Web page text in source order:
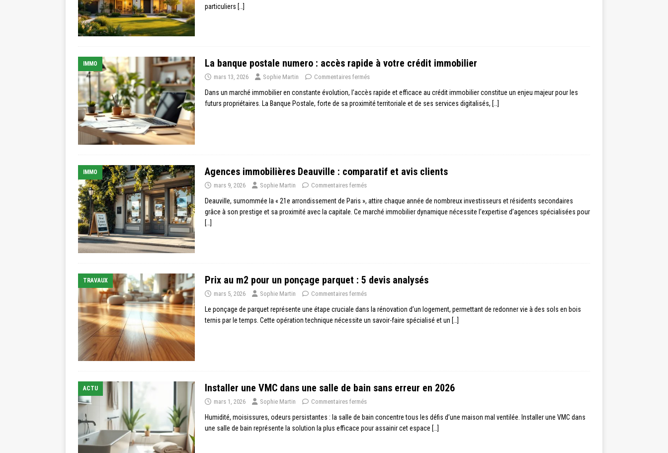
particuliers […]
IMMO La banque postale numero : accès rapide à votre crédit immobilier
mars 13, 2026 Sophie Martin Commentaires fermés
Dans un marché immobilier en constante évolution, l’accès rapide et efficace au crédit immobilier constitue un enjeu majeur pour les
futurs propriétaires. La Banque Postale, forte de sa proximité territoriale et de ses services digitalisés, […]
IMMO Agences immobilières Deauville : comparatif et avis clients
mars 9, 2026 Sophie Martin Commentaires fermés
Deauville, surnommée la « 21e arrondissement de Paris », attire chaque année de nombreux investisseurs et résidents secondaires
grâce à son prestige et sa proximité avec la capitale. Ce marché immobilier dynamique nécessite l’expertise d’agences spécialisées pour
[…]
TRAVAUX Prix au m2 pour un ponçage parquet : 5 devis analysés
mars 5, 2026 Sophie Martin Commentaires fermés
Le ponçage de parquet représente une étape cruciale dans la rénovation d’un logement, permettant de redonner vie à des sols en bois
ternis par le temps. Cette opération technique nécessite un savoir-faire spécialisé et un […]
ACTU Installer une VMC dans une salle de bain sans erreur en 2026
mars 1, 2026 Sophie Martin Commentaires fermés
Humidité, moisissures, odeurs persistantes : la salle de bain concentre tous les défis d’une maison mal ventilée. Installer une VMC dans
une salle de bain représente la solution la plus efficace pour assainir cet espace […]